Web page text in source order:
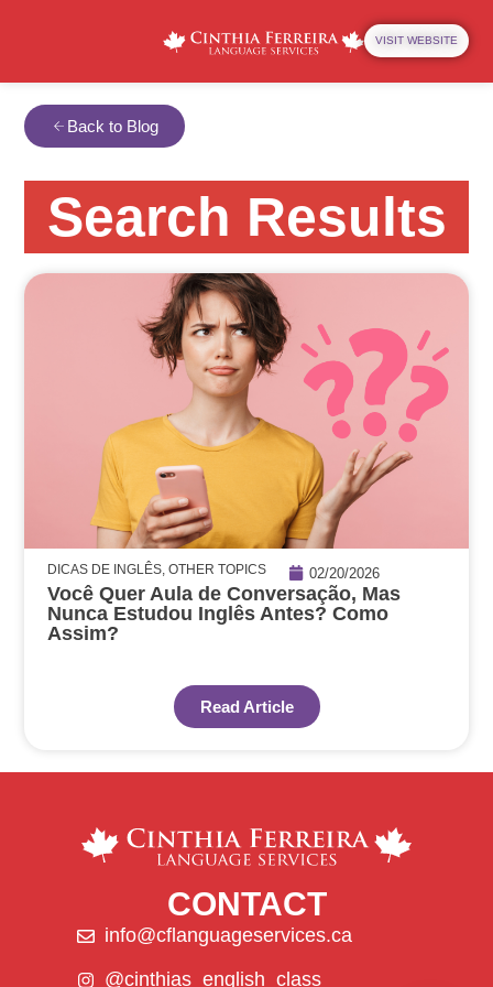
VISIT WEBSITE
Back to Blog
Search Results
DICAS DE INGLÊS, OTHER TOPICS 02/20/2026
Você Quer Aula de Conversação, Mas
Nunca Estudou Inglês Antes? Como
Assim?
Read Article
CONTACT
info@cflanguageservices.ca
@cinthias_english_class